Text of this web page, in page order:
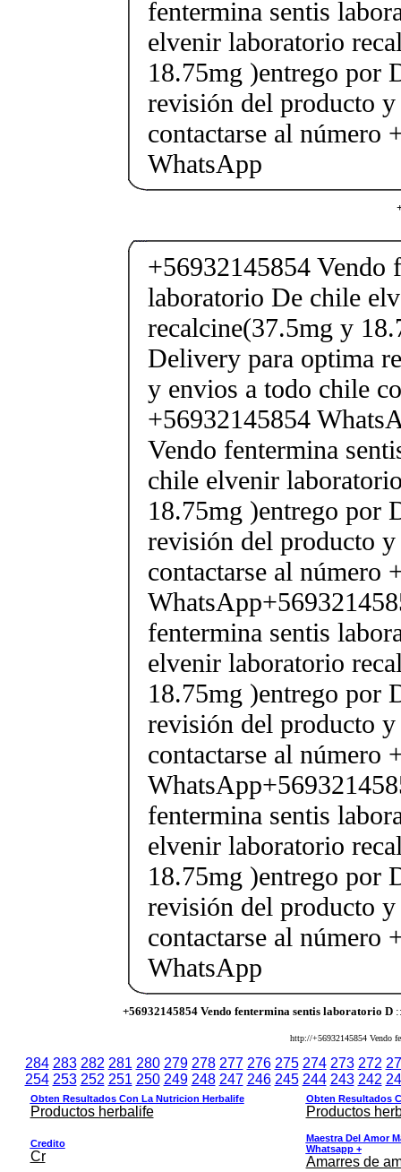
fentermina sentis
elvenir laboratorio
18.75mg )entrego por
revisión del producto
contactarse al número
WhatsApp
+56932145854 Vendo
laboratorio De chile
recalcine(37.5mg y
Delivery para optima
y envios a todo chile
+56932145854
Vendo fentermina
chile elvenir
18.75mg )entrego por
revisión del producto
contactarse al número
fentermina sentis
elvenir laboratorio
18.75mg )entrego por
revisión del producto
contactarse al número
fentermina sentis
elvenir laboratorio
18.75mg )entrego por
revisión del producto
contactarse al número
WhatsApp
+56932145854 Vendo fentermina sentis laboratorio D::
http://+56932145854 Vendo
284 283 282 281 280 279 278 277 276 275 274 273 272
254 253 252 251 250 249 248 247 246 245 244 243 242
Obten Resultados Con La Nutricion Herbalife
Productos herbalife
Obten Resultados
Productos
Credito
Cr
Maestra Del Amor
Whatsapp +
Amarres de